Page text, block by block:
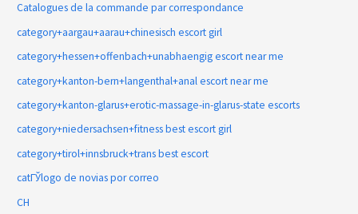
Catalogues de la commande par correspondance
category+aargau+aarau+chinesisch escort girl
category+hessen+offenbach+unabhaengig escort near me
category+kanton-bern+langenthal+anal escort near me
category+kanton-glarus+erotic-massage-in-glarus-state escorts
category+niedersachsen+fitness best escort girl
category+tirol+innsbruck+trans best escort
catГЎlogo de novias por correo
CH